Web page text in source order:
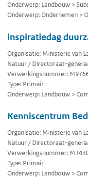
Onderwerp: Landbouw >
Onderwerp: Ondernemen >
inspiratiedag
Organisatie: Ministerie van
Natuur / Directoraat-
Verwerkingsnummer:
Type: Primair
Onderwerp: Landbouw >
Kenniscentrum
Organisatie: Ministerie van
Natuur / Directoraat-
Verwerkingsnummer:
Type: Primair
Onderwerp: Landbouw >